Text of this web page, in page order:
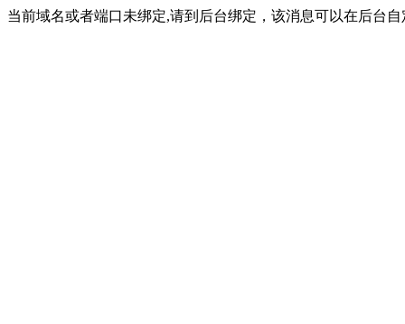
当前域名或者端口未绑定,请到后台绑定，该消息可以在后台自